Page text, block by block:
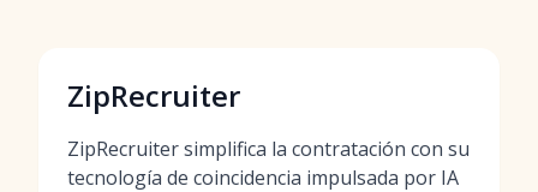
ZipRecruiter
ZipRecruiter simplifica la contratación con su
tecnología de coincidencia impulsada por IA